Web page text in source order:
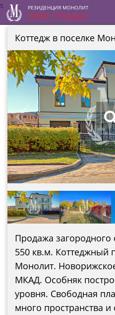
s РЕЗИДЕНЦИЯ МОНОЛИТ
ОФИС ПРОДАЖ
Коттедж в поселке
Продажа
550 кв.м. Коттеджный
Монолит.
МКАД. Особняк
уровня. Свободная
много пространства и